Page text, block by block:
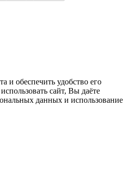
и обеспечить удобство его
сайт, Вы даёте
данных и использование